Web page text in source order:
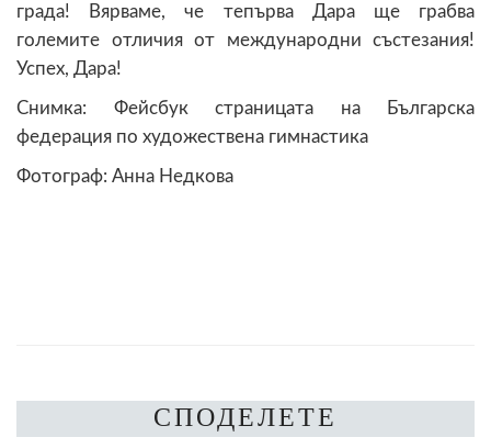
града! Вярваме, че тепърва Дара ще грабва
големите отличия от международни състезания!
Успех, Дара!
Снимка: Фейсбук страницата на Българска
федерация по художествена гимнастика
Фотограф: Анна Недкова
СПОДЕЛЕТЕ